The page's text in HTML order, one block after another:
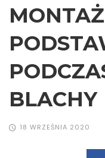
BLACHY
18 WRZEŚNIA 2020